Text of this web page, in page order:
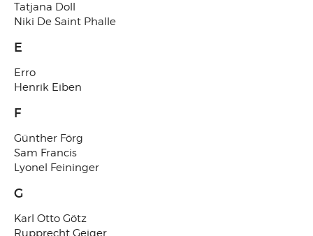
Tatjana Doll
Niki De Saint Phalle
E
Erro
Henrik Eiben
F
Günther Förg
Sam Francis
Lyonel Feininger
G
Karl Otto Götz
Rupprecht Geiger